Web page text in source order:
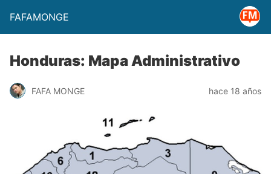
FAFAMONGE
Honduras: Mapa Administrativo
FAFA MONGE hace 18 años